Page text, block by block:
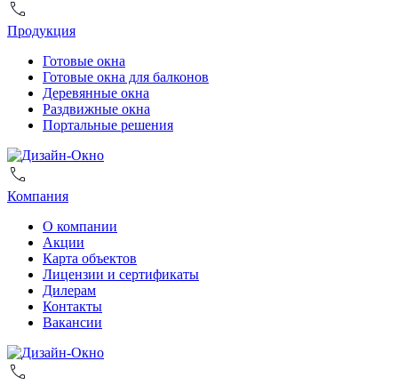
Продукция
Готовые окна
Готовые окна для балконов
Деревянные окна
Раздвижные окна
Портальные решения
Компания
О компании
Акции
Карта объектов
Лицензии и сертификаты
Дилерам
Контакты
Вакансии